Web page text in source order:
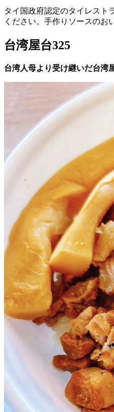
タイ国政府認定のタイレスト
ください。手作りソースのお
台湾屋台325
台湾人母より受け継いだ台湾